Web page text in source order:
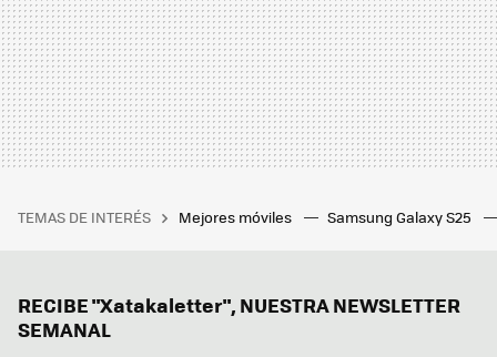
TEMAS DE INTERÉS Mejores móviles Samsung Galaxy S25
RECIBE "Xatakaletter", NUESTRA NEWSLETTER
SEMANAL